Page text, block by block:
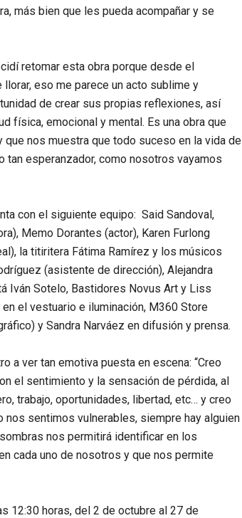
más bien que les pueda acompañar y se
retomar esta obra porque desde el
eso me parece un acto sublime y
de crear sus propias reflexiones, así
física, emocional y mental. Es una obra que
nos muestra que todo suceso en la vida de
tan esperanzador, como nosotros vayamos
con el siguiente equipo: Said Sandoval,
Memo Dorantes (actor), Karen Furlong
la titiritera Fátima Ramírez y los músicos
(asistente de dirección), Alejandra
Iván Sotelo, Bastidores Novus Art y Liss
el vestuario e iluminación, M360 Store
y Sandra Narváez en difusión y prensa.
a ver tan emotiva puesta en escena: “Creo
el sentimiento y la sensación de pérdida, al
trabajo, oportunidades, libertad, etc… y creo
nos sentimos vulnerables, siempre hay alguien
nos permitirá identificar en los
cada uno de nosotros y que nos permite
12:30 horas, del 2 de octubre al 27 de